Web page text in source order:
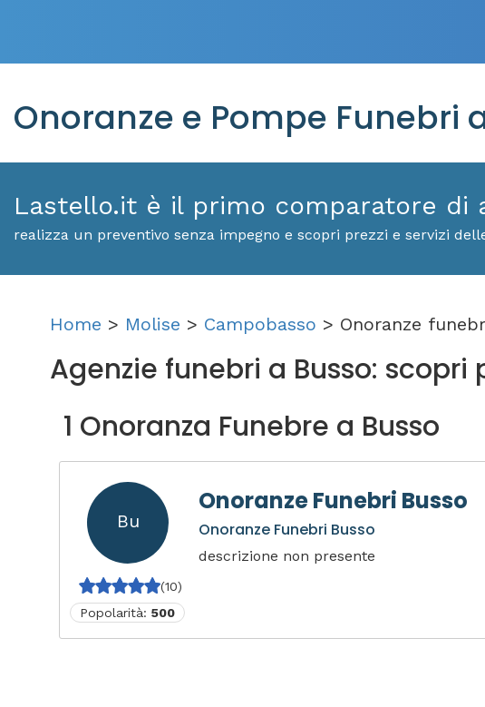
Onoranze e Pompe Funebri
Lastello.it è il primo comparatore di
realizza un preventivo senza impegno e scopri prezzi e servizi
Home > Molise > Campobasso > Onoranze
Agenzie funebri a Busso: scopri
1 Onoranza Funebre a Busso
Bu
(10)
Popolarità: 500
Onoranze Funebri Busso
Onoranze Funebri Busso
descrizione non presente